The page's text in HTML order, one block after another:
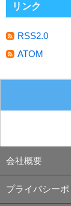
リンク
RSS2.0
ATOM
会社概要
プライバシー